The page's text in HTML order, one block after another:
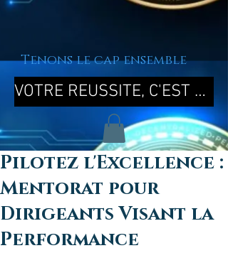
Tenons le cap ensemble
VOTRE REUSSITE, C'EST MA REUSSITE !
Pilotez l'Excellence :
Mentorat pour
Dirigeants Visant la
Performance